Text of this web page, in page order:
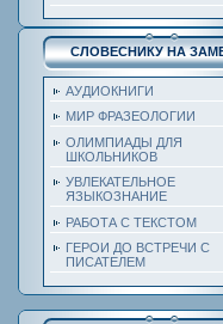
СЛОВЕСНИКУ НА
АУДИОКНИГИ
МИР ФРАЗЕОЛОГИИ
ОЛИМПИАДЫ ДЛЯ
ШКОЛЬНИКОВ
УВЛЕКАТЕЛЬНОЕ
ЯЗЫКОЗНАНИЕ
РАБОТА С ТЕКСТОМ
ГЕРОИ ДО ВСТРЕЧИ С
ПИСАТЕЛЕМ